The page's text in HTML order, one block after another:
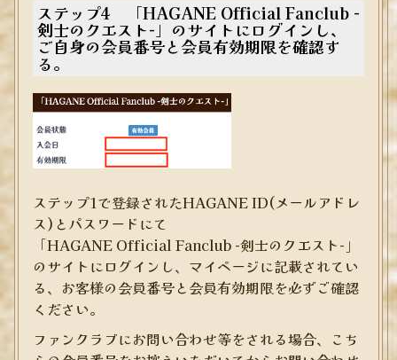
ステップ4 「HAGANE Official Fanclub -
剣士のクエスト-」のサイトにログインし、
ご自身の会員番号と会員有効期限を確認す
る。
ステップ1で登録されたHAGANE ID(メールアドレ
ス)とパスワードにて
「HAGANE Official Fanclub -剣士のクエスト- 」
のサイトにログインし、マイページに記載されてい
る、お客様の会員番号と会員有効期限を必ずご確認
ください。
ファンクラブにお問い合わせ等をされる場合、こち